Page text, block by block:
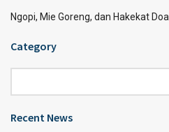
Ngopi, Mie Goreng, dan Hakekat Doa
Category
Recent News